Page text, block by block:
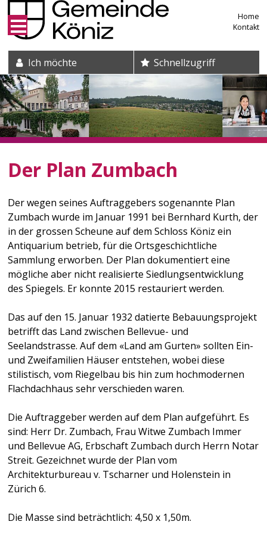
Direkt zum Inhalt springen
Home
Kontakt
Suche und Schnelleinstieg
Ich möchte Schnellzugriff
Der Plan Zumbach
Der wegen seines Auftraggebers sogenannte Plan
Zumbach wurde im Januar 1991 bei Bernhard Kurth, der
in der grossen Scheune auf dem Schloss Köniz ein
Antiquarium betrieb, für die Ortsgeschichtliche
Sammlung erworben. Der Plan dokumentiert eine
mögliche aber nicht realisierte Siedlungsentwicklung
des Spiegels. Er konnte 2015 restauriert werden.
Das auf den 15. Januar 1932 datierte Bebauungsprojekt
betrifft das Land zwischen Bellevue- und
Seelandstrasse. Auf dem «Land am Gurten» sollten Ein-
und Zweifamilien Häuser entstehen, wobei diese
stilistisch, vom Riegelbau bis hin zum hochmodernen
Flachdachhaus sehr verschieden waren.
Die Auftraggeber werden auf dem Plan aufgeführt. Es
sind: Herr Dr. Zumbach, Frau Witwe Zumbach Immer
und Bellevue AG, Erbschaft Zumbach durch Herrn Notar
Streit. Gezeichnet wurde der Plan vom
Architekturbureau v. Tscharner und Holenstein in
Zürich 6.
Die Masse sind beträchtlich: 4,50 x 1,50m.